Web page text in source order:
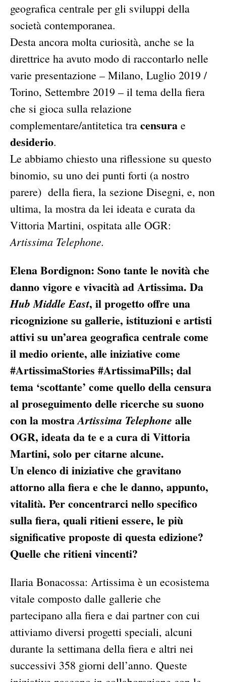
geografica centrale per gli sviluppi della
società contemporanea.
Desta ancora molta curiosità, anche se la
direttrice ha avuto modo di raccontarlo nelle
varie presentazione – Milano, Luglio 2019 /
Torino, Settembre 2019 – il tema della fiera
che si gioca sulla relazione
complementare/antitetica tra censura e
desiderio.
Le abbiamo chiesto una riflessione su questo
binomio, su uno dei punti forti (a nostro
parere) della fiera, la sezione Disegni, e, non
ultima, la mostra da lei ideata e curata da
Vittoria Martini, ospitata alle OGR:
Artissima Telephone.
Elena Bordignon: Sono tante le novità che
danno vigore e vivacità ad Artissima. Da
Hub Middle East, il progetto offre una
ricognizione su gallerie, istituzioni e artisti
attivi su un’area geografica centrale come
il medio oriente, alle iniziative come
#ArtissimaStories #ArtissimaPills; dal
tema ‘scottante’ come quello della censura
al proseguimento delle ricerche su suono
con la mostraArtissima Telephone alle
OGR, ideata da te e a cura di Vittoria
Martini, solo per citarne alcune.
Un elenco di iniziative che gravitano
attorno alla fiera e che le danno, appunto,
vitalità. Per concentrarci nello specifico
sulla fiera, quali ritieni essere, le più
significative proposte di questa edizione?
Quelle che ritieni vincenti?
Ilaria Bonacossa: Artissima è un ecosistema
vitale composto dalle gallerie che
partecipano alla fiera e dai partner con cui
attiviamo diversi progetti speciali, alcuni
durante la settimana della fiera e altri nei
successivi 358 giorni dell’anno. Queste